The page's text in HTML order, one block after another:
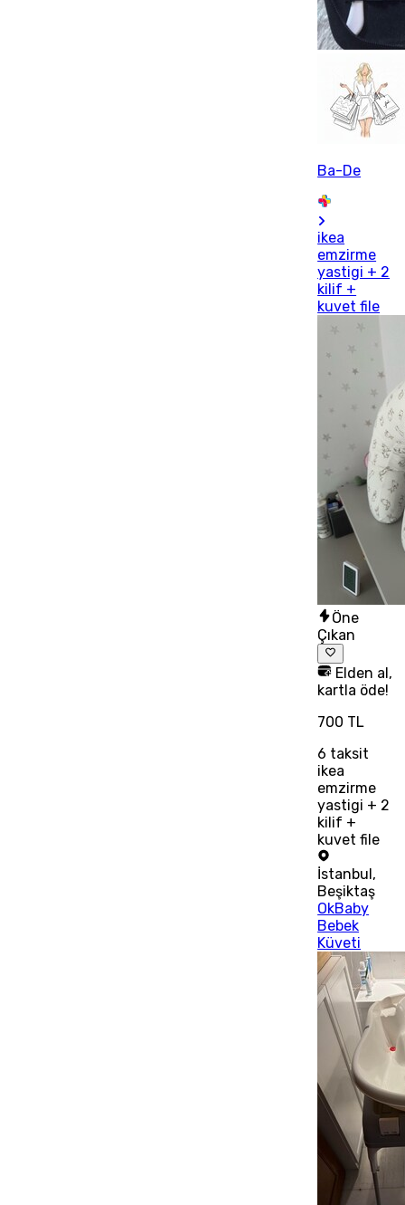
Ba-De
ikea
emzirme
yastigi + 2
kilif +
kuvet file
Öne
Çıkan
Elden al,
kartla öde!
700 TL
6 taksit
ikea
emzirme
yastigi + 2
kilif +
kuvet file
İstanbul ,
Beşiktaş
OkBaby
Bebek
Küveti